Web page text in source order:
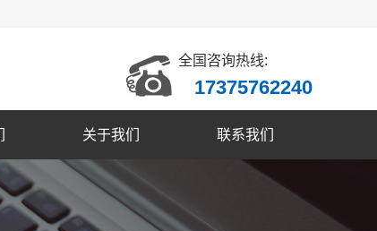
全国咨询热线:
17375762240
关于我们 联系我们